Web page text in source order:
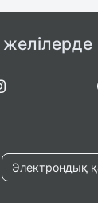
желілерде
Электрондық